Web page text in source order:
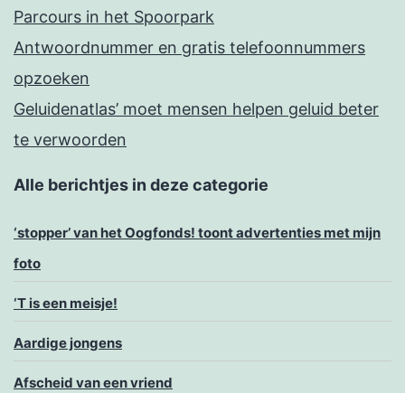
Parcours in het Spoorpark
Antwoordnummer en gratis telefoonnummers
opzoeken
Geluidenatlas’ moet mensen helpen geluid beter
te verwoorden
Alle berichtjes in deze categorie
‘stopper’ van het Oogfonds! toont advertenties met mijn
foto
‘T is een meisje!
Aardige jongens
Afscheid van een vriend